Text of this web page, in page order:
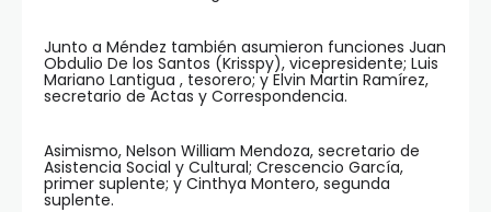
Junto a Méndez también asumieron funciones Juan
Obdulio De los Santos (Krisspy), vicepresidente; Luis
Mariano Lantigua , tesorero; y Elvin Martin Ramírez,
secretario de Actas y Correspondencia.
Asimismo, Nelson William Mendoza, secretario de
Asistencia Social y Cultural; Crescencio García,
primer suplente; y Cinthya Montero, segunda
suplente.